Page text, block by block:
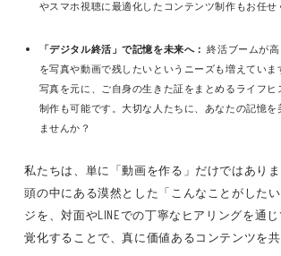
やスマホ視聴に最適化したコンテンツ制作もお任せ
「デジタル終活」で記憶を未来へ： 終活ブームが
を写真や動画で残したいというニーズも増えていま
写真を元に、ご自身の生きた証をまとめるライフヒ
制作も可能です。大切な人たちに、あなたの記憶を
ませんか？
私たちは、単に「動画を作る」だけではあり
頭の中にある漠然とした「こんなことがした
ジを、対面やLINEでの丁寧なヒアリングを通
覚化することで、真に価値あるコンテンツを共